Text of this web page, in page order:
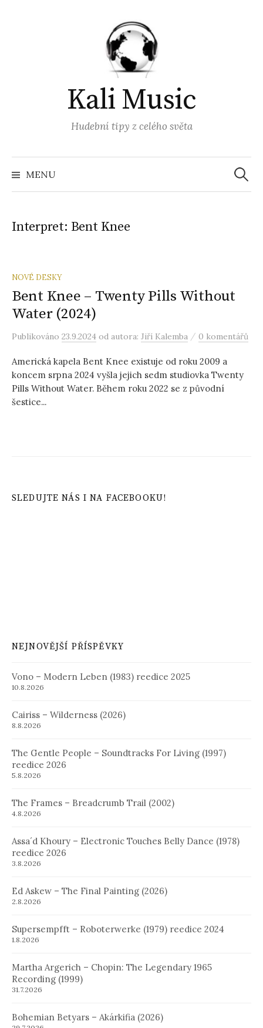
Kali Music
Hudební tipy z celého světa
MENU
Interpret: Bent Knee
NOVÉ DESKY
Bent Knee – Twenty Pills Without
Water (2024)
Publikováno 23.9.2024 od autora: Jiří Kalemba / 0 komentářů
Americká kapela Bent Knee existuje od roku 2009 a
koncem srpna 2024 vyšla jejich sedm studiovka Twenty
Pills Without Water. Během roku 2022 se z původní
šestice...
SLEDUJTE NÁS I NA FACEBOOKU!
NEJNOVĚJŠÍ PŘÍSPĚVKY
Vono – Modern Leben (1983) reedice 2025
10.8.2026
Cairiss – Wilderness (2026)
8.8.2026
The Gentle People – Soundtracks For Living (1997)
reedice 2026
5.8.2026
The Frames – Breadcrumb Trail (2002)
4.8.2026
Assa´d Khoury – Electronic Touches Belly Dance (1978)
reedice 2026
3.8.2026
Ed Askew – The Final Painting (2026)
2.8.2026
Supersempfft – Roboterwerke (1979) reedice 2024
1.8.2026
Martha Argerich – Chopin: The Legendary 1965
Recording (1999)
31.7.2026
Bohemian Betyars – Akárkifia (2026)